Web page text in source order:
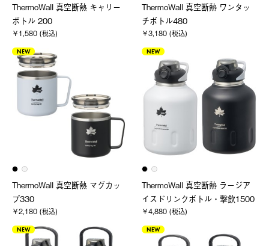
ThermoWall 真空断熱 キャリー
ボトル 200
￥1,580 (税込)
ThermoWall 真空断熱 ワンタッ
チボトル480
￥3,180 (税込)
NEW
ThermoWall 真空断熱 マグカッ
プ330
￥2,180 (税込)
NEW
ThermoWall 真空断熱 ラージア
イスドリンクボトル・撃飲1500
￥4,880 (税込)
NEW NEW